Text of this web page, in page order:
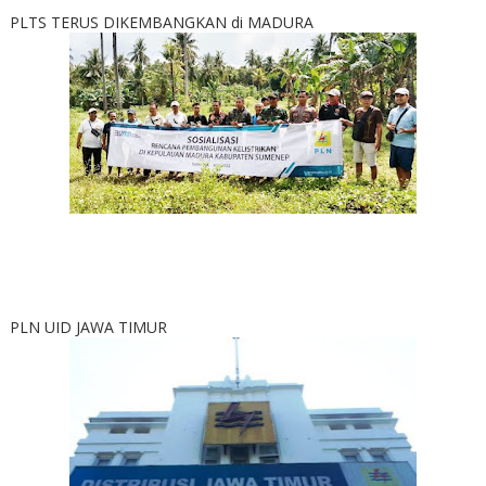
PLTS TERUS DIKEMBANGKAN di MADURA
PLN UID JAWA TIMUR